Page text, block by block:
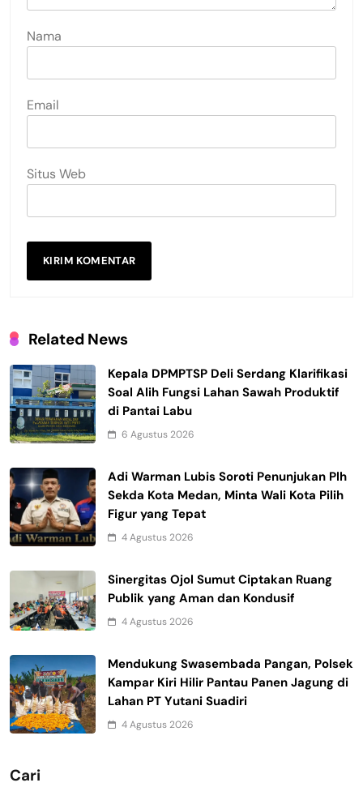
Nama
Email
Situs Web
Related News
Kepala DPMPTSP Deli Serdang Klarifikasi
Soal Alih Fungsi Lahan Sawah Produktif
di Pantai Labu
6 Agustus 2026
Adi Warman Lubis Soroti Penunjukan Plh
Sekda Kota Medan, Minta Wali Kota Pilih
Figur yang Tepat
4 Agustus 2026
Sinergitas Ojol Sumut Ciptakan Ruang
Publik yang Aman dan Kondusif
4 Agustus 2026
Mendukung Swasembada Pangan, Polsek
Kampar Kiri Hilir Pantau Panen Jagung di
Lahan PT Yutani Suadiri
4 Agustus 2026
Cari